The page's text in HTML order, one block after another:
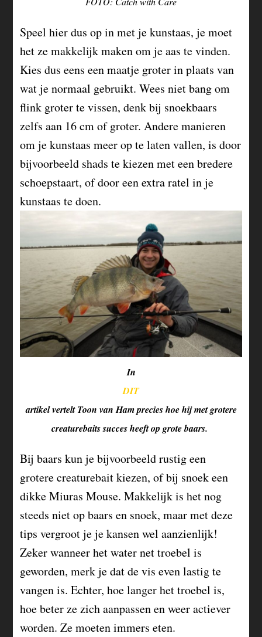
Speel hier dus op in met je kunstaas, je moet
het ze makkelijk maken om je aas te vinden.
Kies dus eens een maatje groter in plaats van
wat je normaal gebruikt. Wees niet bang om
flink groter te vissen, denk bij snoekbaars
zelfs aan 16 cm of groter. Andere manieren
om je kunstaas meer op te laten vallen, is door
bijvoorbeeld shads te kiezen met een bredere
schoepstaart, of door een extra ratel in je
kunstaas te doen.
In
DIT
artikel vertelt Toon van Ham precies hoe hij met grotere
creaturebaits succes heeft op grote baars.
Bij baars kun je bijvoorbeeld rustig een
grotere creaturebait kiezen, of bij snoek een
dikke Miuras Mouse. Makkelijk is het nog
steeds niet op baars en snoek, maar met deze
tips vergroot je je kansen wel aanzienlijk!
Zeker wanneer het water net troebel is
geworden, merk je dat de vis even lastig te
vangen is. Echter, hoe langer het troebel is,
hoe beter ze zich aanpassen en weer actiever
worden. Ze moeten immers eten.